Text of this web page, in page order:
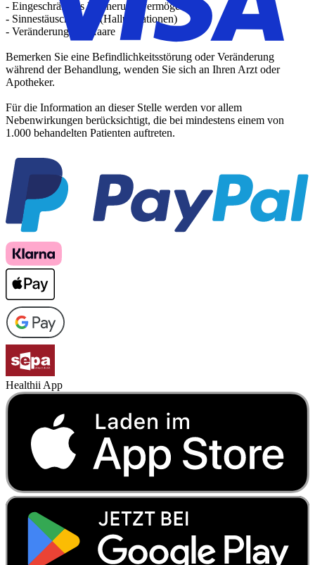
- Eingeschränktes Erinnerungsvermögen
- Sinnestäuschungen (Halluzinationen)
- Veränderung der Haare
Bemerken Sie eine Befindlichkeitsstörung oder Veränderung
während der Behandlung, wenden Sie sich an Ihren Arzt oder
Apotheker.
Für die Information an dieser Stelle werden vor allem
Nebenwirkungen berücksichtigt, die bei mindestens einem von
1.000 behandelten Patienten auftreten.
Healthii App